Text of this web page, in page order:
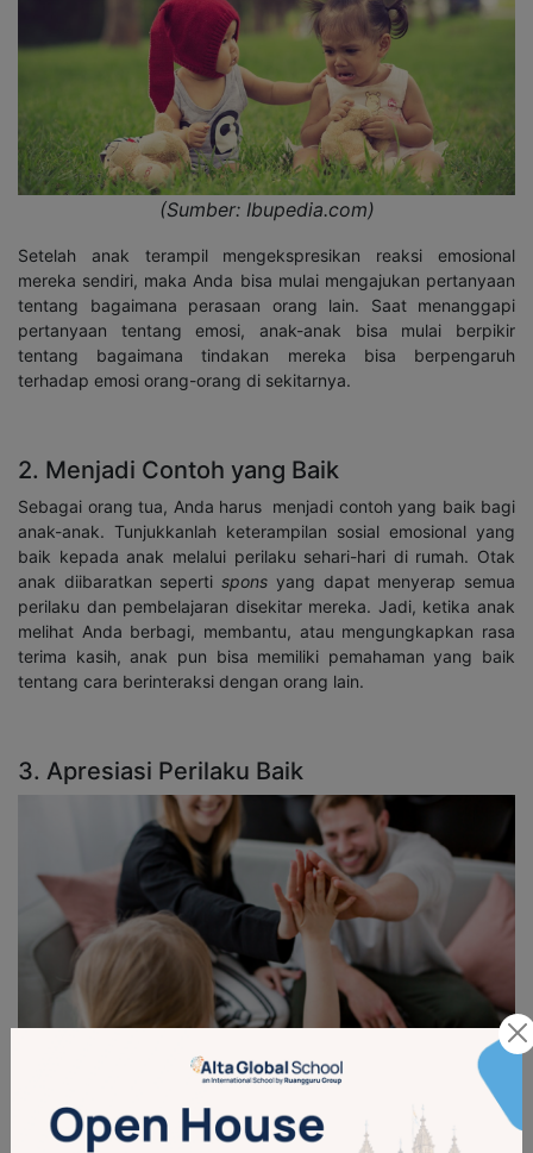
(Sumber: Ibupedia.com)
Setelah anak terampil mengekspresikan reaksi emosional
mereka sendiri, maka Anda bisa mulai mengajukan pertanyaan
tentang bagaimana perasaan orang lain. Saat menanggapi
pertanyaan tentang emosi, anak-anak bisa mulai berpikir
tentang bagaimana tindakan mereka bisa berpengaruh
terhadap emosi orang-orang di sekitarnya.
2. Menjadi Contoh yang Baik
Sebagai orang tua, Anda harus menjadi contoh yang baik bagi
anak-anak. Tunjukkanlah keterampilan sosial emosional yang
baik kepada anak melalui perilaku sehari-hari di rumah. Otak
anak diibaratkan sepertispons yang dapat menyerap semua
perilaku dan pembelajaran disekitar mereka. Jadi, ketika anak
melihat Anda berbagi, membantu, atau mengungkapkan rasa
terima kasih, anak pun bisa memiliki pemahaman yang baik
tentang cara berinteraksi dengan orang lain.
3. Apresiasi Perilaku Baik
(Sumber: Popmama.com)
Melatih kemampuan sosial emosional anak yang stabil dapat
juga Anda lakukan dengan memberikan apresiasi ketika anak